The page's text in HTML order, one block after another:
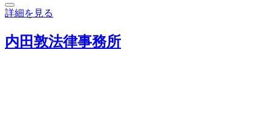
詳細を見る
内田敦法律事務所